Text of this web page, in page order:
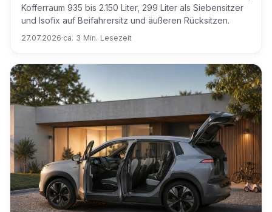
Kofferraum 935 bis 2.150 Liter, 299 Liter als Siebensitzer
und Isofix auf Beifahrersitz und äußeren Rücksitzen.
27.07.2026·ca. 3 Min. Lesezeit